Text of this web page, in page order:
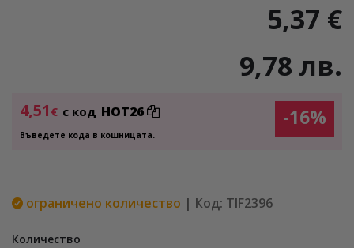
5,37 €
9,78 лв.
4,51 € с код HOT26
Въведете кода в кошницата.
-16%
ограничено количество | Код: TIF2396
Количество